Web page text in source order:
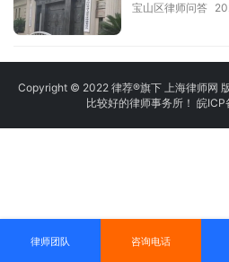
宝山区律师问答
Copyright © 2022 律荐®旗下 上海律师网
比较好的律师事务所！ 皖
律师团队 咨询电话